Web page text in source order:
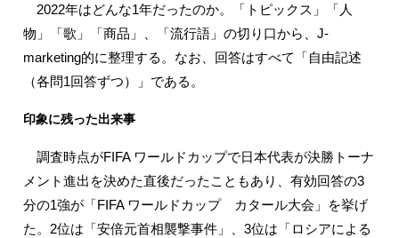
2022年はどんな1年だったのか。「トピックス」「人
物」「歌」「商品」、「流行語」の切り口から、J-
marketing的に整理する。なお、回答はすべて「自由記述
（各問1回答ずつ）」である。
印象に残った出来事
調査時点がFIFA ワールドカップで日本代表が決勝トーナ
メント進出を決めた直後だったこともあり、有効回答の3
分の1強が「FIFA ワールドカップ カタール大会」を挙げ
た。2位は「安倍元首相襲撃事件」、3位は「ロシアによる